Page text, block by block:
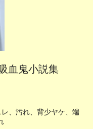
血鬼小説集
汚れ、背少ヤケ、端